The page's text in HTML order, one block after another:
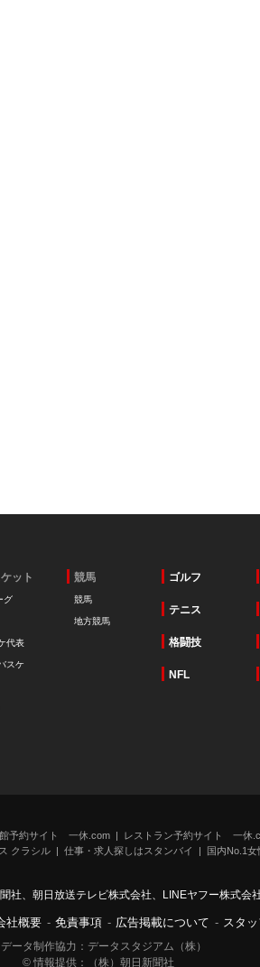
ット
グ
代表
スケ
競馬
競馬
地方競馬
ゴルフ
テニス
格闘技
NFL
予約サイト 一休.com
レストラン予約サイト 一休
クラシル 仕事・求人探しはスタンバイ
国内No.1女
社、朝日放送テレビ株式会社、LINEヤフー株式会
社概要 - 免責事項 - 広告掲載について - スタ
ータ制作協力：データスタジアム（株）
© 情報提供：（株）朝日新聞社